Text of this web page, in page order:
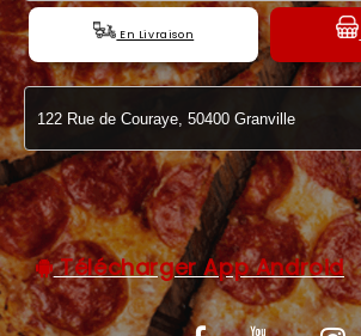
C.G.V
En Livraison
Télécharger App Android